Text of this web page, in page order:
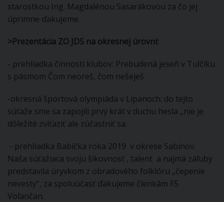
starostkou Ing. Magdalénou Sasarákovou za čo jej
úprimne ďakujeme.
>Prezentácia ZO JDS na okresnej úrovni:
- prehliadka činnosti klubov: Prebudená jeseň v Tulčíku
s pásmom Čom neoreš, čom nešeješ
-okresná športová olympiáda v Lipanoch: do tejto
súťaže sme sa zapojili prvý krát v duchu hesla „nie je
dôležité zvíťaziť ale zúčastniť sa.
- prehliadka Babička roka 2019 v okrese Sabinov.
Naša súťažiaca svoju šikovnosť , talent a najmä záľuby
predstavila úryvkom z obradového folklóru „čepenie
nevesty“, za spoluúčasť ďakujeme členkám FS
Voľančan.